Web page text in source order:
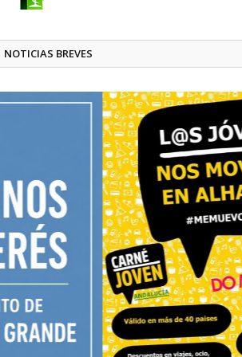
NOTICIAS BREVES